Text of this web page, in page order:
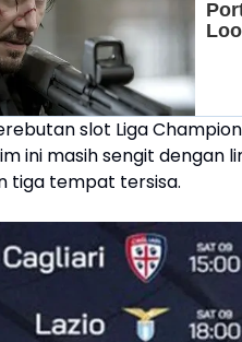
slot Liga
ini masih sengit dengan
tiga tempat tersisa.